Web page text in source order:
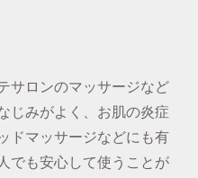
サロンのマッサージなど
じみがよく、お肌の炎症
ドマッサージなどにも有
でも安心して使うことが